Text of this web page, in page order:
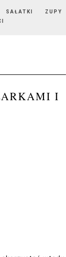
SAŁATKI ZUPY
I